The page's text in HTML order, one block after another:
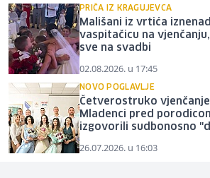
PRIČA IZ KRAGUJEVCA
Mališani iz vrtića
vaspitačicu na
sve na svadbi
02.08.2026. u 17:45
NOVO POGLAVLJE
Četverostruko vjenčanje
Mladenci pred
izgovorili sudbonosno
26.07.2026. u 16:03